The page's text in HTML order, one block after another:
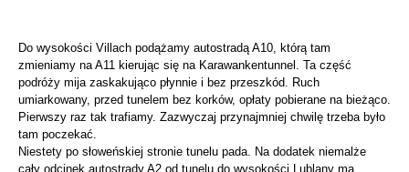
Do wysokości Villach podążamy autostradą A10, którą tam
zmieniamy na A11 kierując się na Karawankentunnel. Ta część
podróży mija zaskakująco płynnie i bez przeszkód. Ruch
umiarkowany, przed tunelem bez korków, opłaty pobierane na bieżąco.
Pierwszy raz tak trafiamy. Zazwyczaj przynajmniej chwilę trzeba było
tam poczekać.
Niestety po słoweńskiej stronie tunelu pada. Na dodatek niemalże
cały odcinek autostrady A2 od tunelu do wysokości Lublany ma